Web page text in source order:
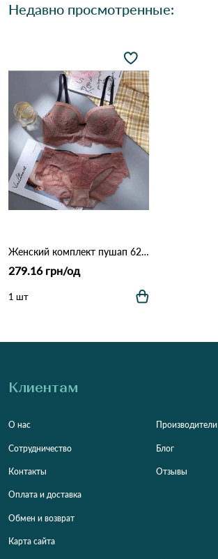
Недавно просмотренные:
Женский комплект пушап 628 Терракота.
279.16 грн/од
1 шт
Клиентам
О нас
Сотрудничество
Контакты
Оплата и доставка
Обмен и возврат
Карта сайта
Производители
Блог
Отзывы